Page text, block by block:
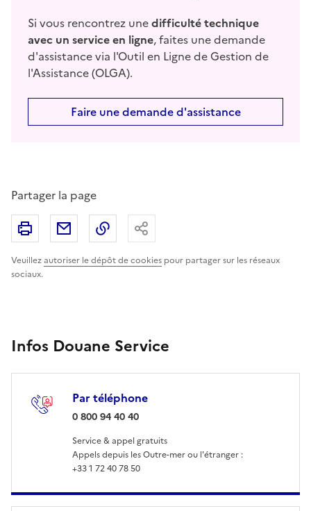
Si vous rencontrez unedifficulté technique
avec un service en ligne, faites une demande
d'assistance via l'Outil en Ligne de Gestion de
l'Assistance (OLGA).
Faire une demande d'assistance
Partager la page
Veuillezautoriser le dépôt de cookies pour partager sur les réseaux
sociaux.
Imprimer Partager par email
Copier le lien
Infos Douane Service
Par téléphone
: 0 800 94 40 40
0 800 94 40 40
Service & appel gratuits
Appels depuis les Outre-mer ou l'étranger :
+33 1 72 40 78 50